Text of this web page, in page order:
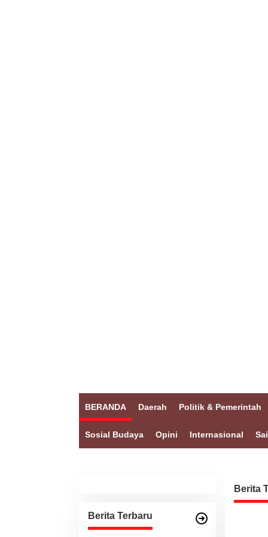
BERANDA Daerah Politik & Pemerintah
Sosial Budaya Opini Internasional
Berita Terbaru
Berita